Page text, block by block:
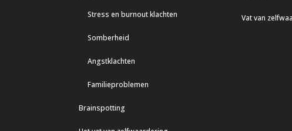
Stress en burnout klachten
Somberheid
Angstklachten
Familieproblemen
Brainspotting
Vat van